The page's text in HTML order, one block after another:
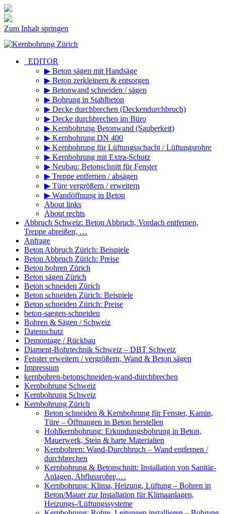
Zum Inhalt springen
_EDITOR
▶ Beton sägen mit Handsäge
▶ Beton zerkleinern & entsorgen
▶ Betonwand schneiden / sägen
▶ Bohrung in Stahlbeton
▶ Decke durchbrechen (Deckendurchbruch)
▶ Decke durchbrechen im Büro
▶ Kernbohrung Betonwand (Sauberkeit)
▶ Kernbohrung DN 400
▶ Kernbohrung für Lüftungsschacht / Lüftungsrohre
▶ Kernbohrung mit Extra-Schutz
▶ Neubau: Betonschnitt für Fenster
▶ Treppe entfernen / absägen
▶ Türe vergrößern / erweitern
▶ Wandöffnung in Beton
About links
About rechts
Abbruch Schweiz: Beton Abbruch, Vordach entfernen,
Treppe abreißen, …
Anfrage
Beton Abbruch Zürich: Beispiele
Beton Abbruch Zürich: Preise
Beton bohren Zürich
Beton sägen Zürich
Beton schneiden Zürich
Beton schneiden Zürich: Beispiele
Beton schneiden Zürich: Preise
beton-saegen-schneiden
Bohren & Sägen / Schweiz
Datenschutz
Demontage / Rückbau
Diament-Bohrtechnik Schweiz – DBT Schweiz
Fenster erweitern / vergrößern, Wand & Beton sägen
Impressum
kernbohren-betonschneiden-wand-durchbrechen
Kernbohrung Schweiz
Kernbohrung Schweiz
Kernbohrung Zürich
Beton schneiden & Kernbohrung für Fenster, Kamin,
Türe – Öffnungen in Beton herstellen
Hohlkernbohrung: Erkundungsbohrung in Beton,
Mauerwerk, Stein & harte Materialien
Kernbohren: Wand-Durchbruch – Wand entfernen /
durchbrechen
Kernbohrung & Betonschnitt: Installation von Sanitär-
Anlagen, Abflussrohre,…
Kernbohrung: Klima, Heizung, Lüftung – Bohren in
Beton/Mauer zur Installation für Klimaanlagen,
Heizungs-/Lüftungssysteme